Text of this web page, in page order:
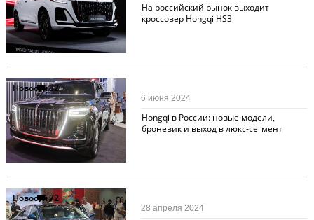
На российский рынок выходит
кроссовер Hongqi HS3
Новости82
Hongqi в России: новые модели,
броневик и выход в люкс-сегмент
6 июня 2024
Новости72
28 апреля 2024